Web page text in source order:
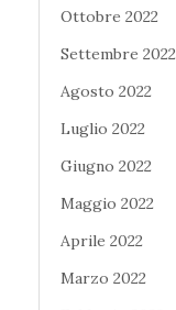
Ottobre 2022
Settembre 2022
Agosto 2022
Luglio 2022
Giugno 2022
Maggio 2022
Aprile 2022
Marzo 2022